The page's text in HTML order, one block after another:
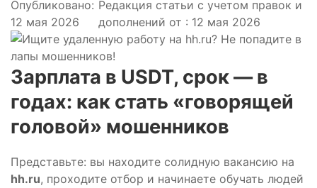
Опубликовано:
12 мая 2026
Редакция статьи с учетом правок и
дополнений от : 12 мая 2026
Зарплата в USDT, срок — в
годах: как стать «говорящей
головой» мошенников
Представьте: вы находите солидную вакансию на
hh.ru, проходите отбор и начинаете обучать людей